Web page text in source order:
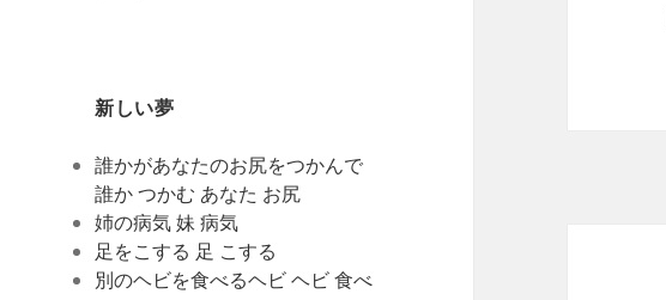
新しい夢
誰かがあなたのお尻をつかんで
誰か つかむ あなた お尻
姉の病気 妹 病気
足をこする 足 こする
別のヘビを食べるヘビ ヘビ 食べ